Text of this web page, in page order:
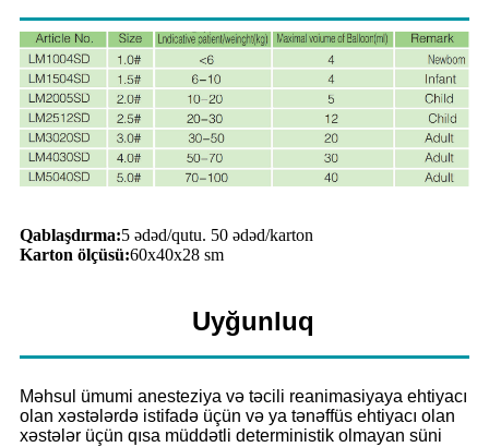
Qablaşdırma:5 ədəd/qutu. 50 ədəd/karton
Karton ölçüsü:60x40x28 sm
Uyğunluq
Məhsul ümumi anesteziya və təcili reanimasiyaya ehtiyacı
olan xəstələrdə istifadə üçün və ya tənəffüs ehtiyacı olan
xəstələr üçün qısa müddətli deterministik olmayan süni